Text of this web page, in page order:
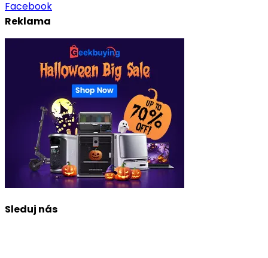
Facebook
Reklama
Sleduj nás